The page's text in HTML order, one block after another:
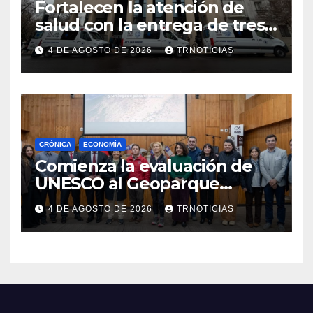
Fortalecen la atención de
salud con la entrega de tres
nuevas ambulancias para
Cauquenes y Sagrada Familia
4 DE AGOSTO DE 2026 TRNOTICIAS
CRÓNICA ECONOMÍA
Comienza la evaluación de
UNESCO al Geoparque
Aspirante Pillanmapu en el
Maule
4 DE AGOSTO DE 2026 TRNOTICIAS